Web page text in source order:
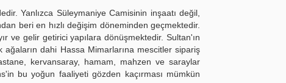
Yanlızca Süleymaniye Camisinin inşaatı değil,
beri en hızlı değişim döneminden geçmektedir.
ve gelir getirici yapılara dönüşmektedir. Sultan'ın
ağaların dahi Hassa Mimarlarına mescitler sipariş
kervansaray, hamam, mahzen ve saraylar
bu yoğun faaliyeti gözden kaçırması mümkün